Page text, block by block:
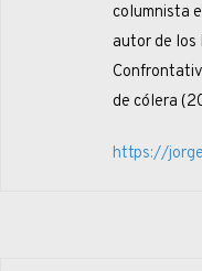
columnista
autor de los
de cólera
https://